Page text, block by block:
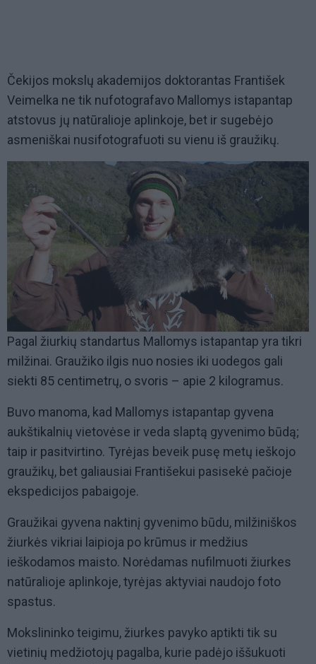
Čekijos mokslų akademijos doktorantas František
Veimelka ne tik nufotografavo Mallomys istapantap
atstovus jų natūralioje aplinkoje, bet ir sugebėjo
asmeniškai nusifotografuoti su vienu iš graužikų.
Pagal žiurkių standartus Mallomys istapantap yra tikri
milžinai. Graužiko ilgis nuo nosies iki uodegos gali
siekti 85 centimetrų, o svoris – apie 2 kilogramus.
Buvo manoma, kad Mallomys istapantap gyvena
aukštikalnių vietovėse ir veda slaptą gyvenimo būdą;
taip ir pasitvirtino. Tyrėjas beveik pusę metų ieškojo
graužikų, bet galiausiai Františekui pasisekė pačioje
ekspedicijos pabaigoje.
Graužikai gyvena naktinį gyvenimo būdu, milžiniškos
žiurkės vikriai laipioja po krūmus ir medžius
ieškodamos maisto. Norėdamas nufilmuoti žiurkes
natūralioje aplinkoje, tyrėjas aktyviai naudojo foto
spastus.
Mokslininko teigimu, žiurkes pavyko aptikti tik su
vietinių medžiotojų pagalba, kurie padėjo iššukuoti